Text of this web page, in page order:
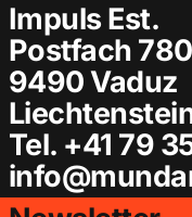
Impuls Est.
Postfach 780
9490 Vaduz
Tel. +41 79